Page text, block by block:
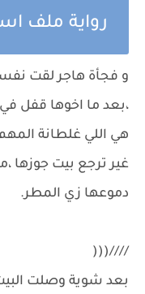
رواية ملف
و فجأة هاجر لقت
،بعد ما اخوها قفل
هي اللي غلطانة
غير ترجع بيت جوزها
دموعها زي المطر.
////(((
بعد شوية وصلت